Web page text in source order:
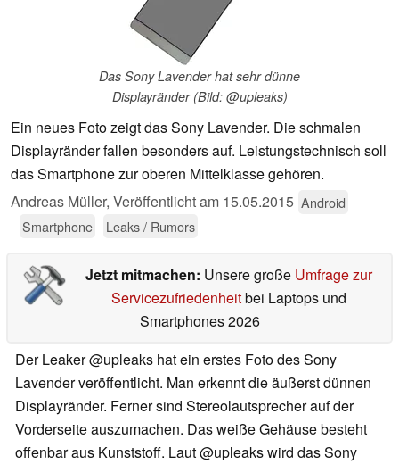
Das Sony Lavender hat sehr dünne
Displayränder (Bild: @upleaks)
Ein neues Foto zeigt das Sony Lavender. Die schmalen
Displayränder fallen besonders auf. Leistungstechnisch soll
das Smartphone zur oberen Mittelklasse gehören.
Andreas Müller, Veröffentlicht am 15.05.2015 Android
Smartphone
Leaks / Rumors
Jetzt mitmachen: Unsere große Umfrage zur
Servicezufriedenheitbei Laptops und
Smartphones 2026
Der Leaker @upleaks hat ein erstes Foto des Sony
Lavender veröffentlicht. Man erkennt die äußerst dünnen
Displayränder. Ferner sind Stereolautsprecher auf der
Vorderseite auszumachen. Das weiße Gehäuse besteht
offenbar aus Kunststoff. Laut @upleaks wird das Sony